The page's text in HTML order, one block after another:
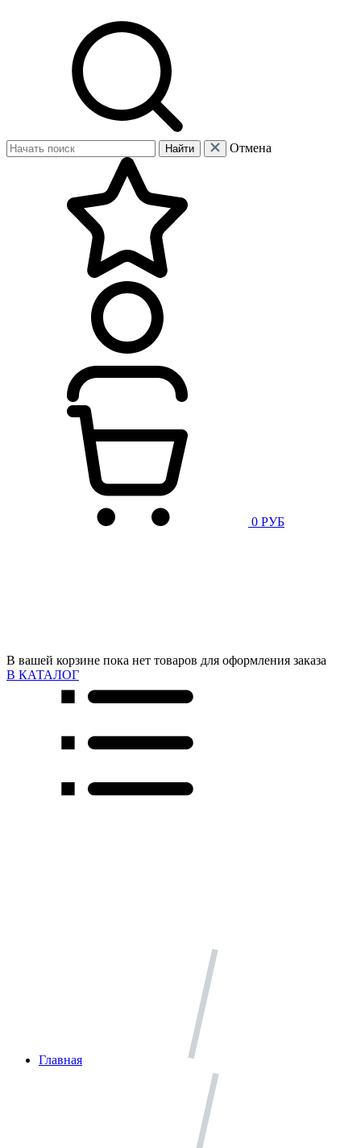
Найти Отмена
0 РУБ
В вашей корзине пока нет товаров для оформления заказа
В КАТАЛОГ
Главная